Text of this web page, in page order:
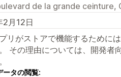
de la grande ceinture,
月12日
リがストアで機能するために
その理由については、開発者
ータの閲覧: